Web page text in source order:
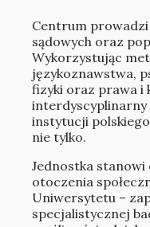
Centrum prowadzi
sądowych oraz
Wykorzystując
językoznawstwa,
fizyki oraz prawa i
interdyscyplinarny
instytucji
nie tylko.
Jednostka
otoczenia
Uniwersytetu –
specjalistycznej